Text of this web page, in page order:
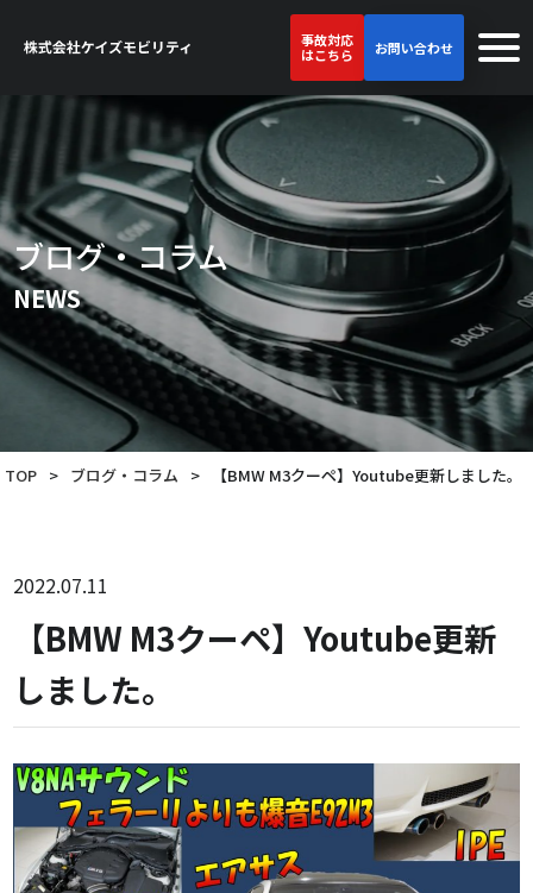
事故対応
はこちら
お問い合わせ
ブログ・コラム
NEWS
TOP > ブログ・コラム > 【BMW M3クーペ】Youtube更新しました。
2022.07.11
【BMW M3クーペ】Youtube更新
しました。